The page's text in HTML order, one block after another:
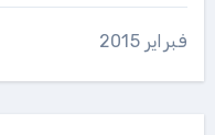
فبراير 2015